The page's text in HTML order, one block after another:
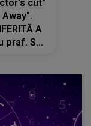
cut"
A
praf. Se